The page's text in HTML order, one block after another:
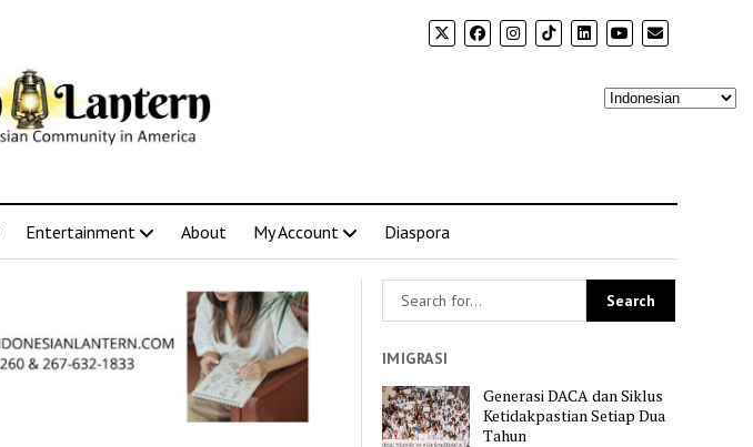
Entertainment About My Account Diaspora
IMIGRASI
Generasi DACA dan Siklus
Ketidakpastian Setiap Dua
Tahun